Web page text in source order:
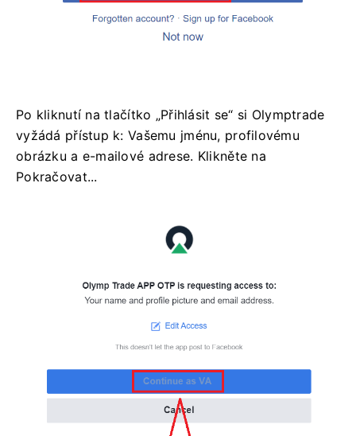
Po kliknutí na tlačítko „Přihlásit se“ si Olymptrade
vyžádá přístup k: Vašemu jménu, profilovému
obrázku a e-mailové adrese. Klikněte na
Pokračovat...